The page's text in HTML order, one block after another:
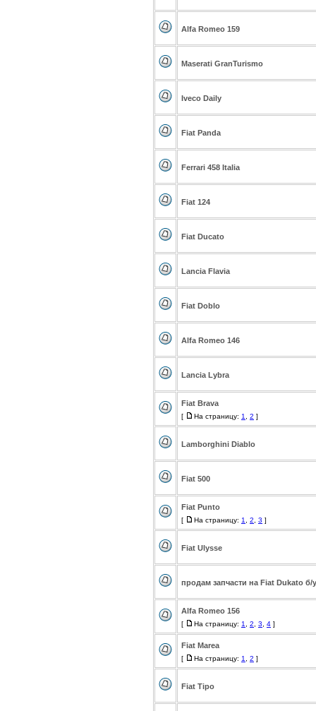
Alfa Romeo 159
Maserati GranTurismo
Iveco Daily
Fiat Panda
Ferrari 458 Italia
Fiat 124
Fiat Ducato
Lancia Flavia
Fiat Doblo
Alfa Romeo 146
Lancia Lybra
Fiat Brava
[ На страницу: 1 2 ]
Lamborghini Diablo
Fiat 500
Fiat Punto
[ На страницу: 1 2 3 ]
Fiat Ulysse
продам запчасти на Fiat Dukato б/у
Alfa Romeo 156
[ На страницу: 1 2 3 4 ]
Fiat Marea
[ На страницу: 1 2 ]
Fiat Tipo